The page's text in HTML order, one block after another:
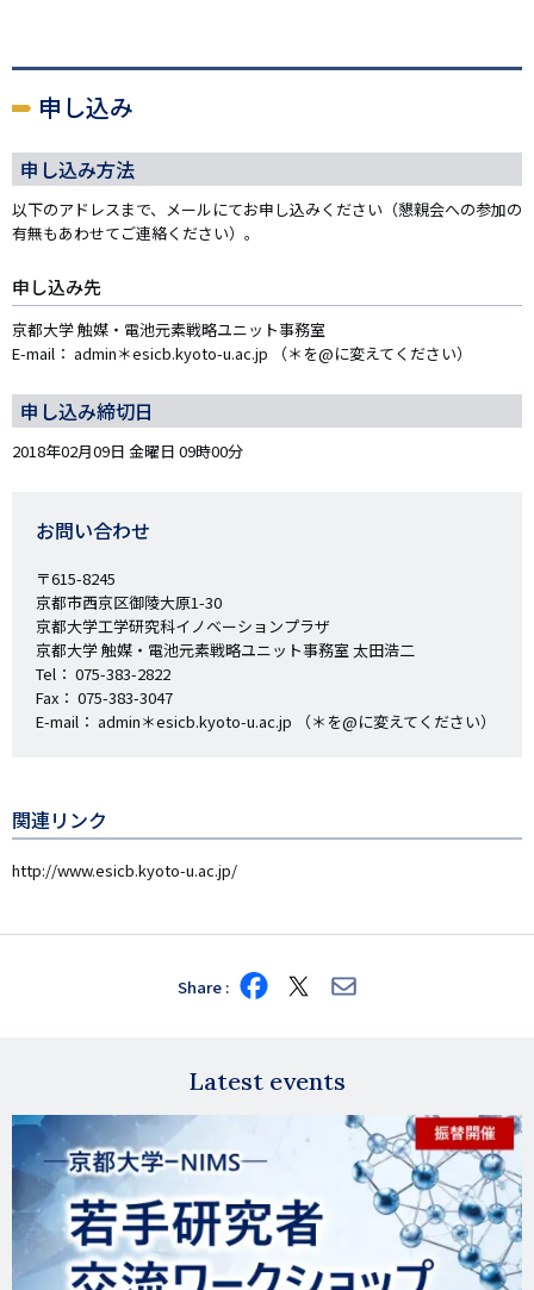
申し込み
申し込み方法
以下のアドレスまで、メールにてお申し込みください（懇親会への参加の
有無もあわせてご連絡ください）。
申し込み先
京都大学 触媒・電池元素戦略ユニット事務室
E-mail： admin＊esicb.kyoto-u.ac.jp （＊を@に変えてください）
申し込み締切日
2018年02月09日 金曜日 09時00分
お問い合わせ
〒615-8245
京都市西京区御陵大原1-30
京都大学工学研究科イノベーションプラザ
京都大学 触媒・電池元素戦略ユニット事務室 太田浩二
Tel： 075-383-2822
Fax： 075-383-3047
E-mail： admin＊esicb.kyoto-u.ac.jp （＊を@に変えてください）
関連リンク
http://www.esicb.kyoto-u.ac.jp/
Share Share
on
Share
on
Share
via
Latest events